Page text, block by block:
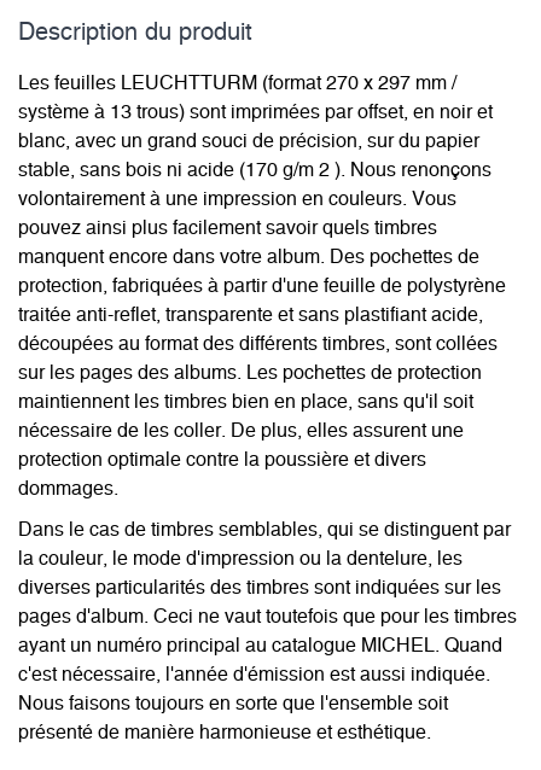
Description du­ produit
Les feuilles LEUCHTTURM (format 270 x 297 mm /
système à 13 trous) sont imprimées par offset, en noir et
blanc, avec un grand souci de précision, sur du papier
stable, sans bois ni acide (170 g/m 2 ). Nous renonçons
volontairement à une impression en couleurs. Vous
pouvez ainsi plus facilement savoir quels timbres
manquent encore dans votre album. Des pochettes de
protection, fabriquées à partir d'une feuille de polystyrène
traitée anti-reflet, transparente et sans plastifiant acide,
découpées au format des différents timbres, sont collées
sur les pages des albums. Les pochettes de protection
maintiennent les timbres bien en place, sans qu'il soit
nécessaire de les coller. De plus, elles assurent une
protection optimale contre la poussière et divers
dommages.
Dans le cas de timbres semblables, qui se distinguent par
la couleur, le mode d'impression ou la dentelure, les
diverses particularités des timbres sont indiquées sur les
pages d'album. Ceci ne vaut toutefois que pour les timbres
ayant un numéro principal au catalogue MICHEL. Quand
c'est nécessaire, l'année d'émission est aussi indiquée.
Nous faisons toujours en sorte que l'ensemble soit
présenté de manière harmonieuse et esthétique.